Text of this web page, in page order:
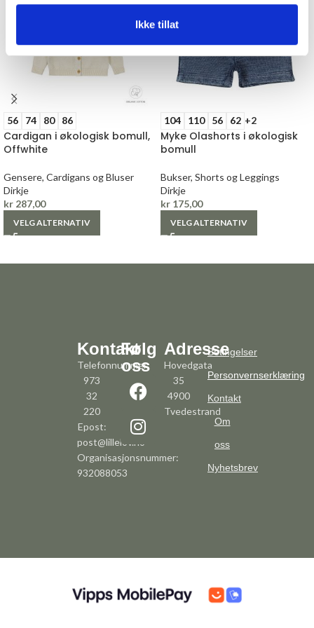
Ikke tillat
56 74 80 86
Cardigan i økologisk bomull,
Offwhite
Gensere, Cardigans og Bluser
Dirkje
kr 287,00
VELG ALTERNATIV
104 110 56 62 +2
Myke Olashorts i økologisk
bomull
Bukser, Shorts og Leggings
Dirkje
kr 175,00
VELG ALTERNATIV
Kontakt
Telefonnummer:
973
32
220
Epost:
post@lillelov.no
Organisasjonsnummer:
932088053
Følg
oss
Adresse
Hovedgata
35
4900
Tvedestrand
Betingelser
Personvernserklæring
Kontakt
Om
oss
Nyhetsbrev